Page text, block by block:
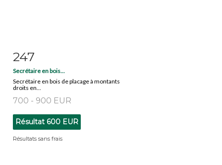
Fiche détaillée
247
Secrétaire en bois...
Secrétaire en bois de placage à montants
droits en...
700 - 900 EUR
Résultat 600 EUR
Résultats sans frais